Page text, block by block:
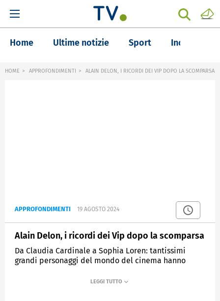
Home Ultime notizie Sport Inchieste
HOME APPROFONDIMENTI ALAIN DELON, I RICORDI DEI VIP DOPO LA SCOMPARSA
APPROFONDIMENTI 19 AGOSTO 2024
Alain Delon, i ricordi dei Vip dopo la scomparsa
Da Claudia Cardinale a Sophia Loren: tantissimi
grandi personaggi del mondo del cinema hanno